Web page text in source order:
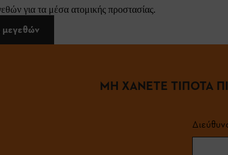
για τα μέσα ατομικής προστασίας.
ΜΗ ΧΑΝΕΤΕ ΤΙΠΟΤΑ